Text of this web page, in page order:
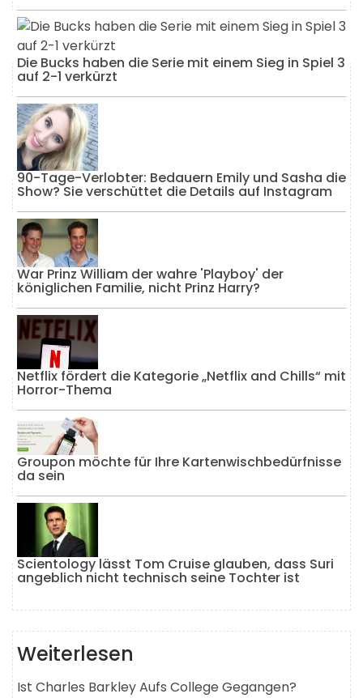
Die Bucks haben die Serie mit einem Sieg in Spiel 3
auf 2-1 verkürzt
90-Tage-Verlobter: Bedauern Emily und Sasha die
Show? Sie verschüttet die Details auf Instagram
War Prinz William der wahre 'Playboy' der
königlichen Familie, nicht Prinz Harry?
Netflix fördert die Kategorie „Netflix and Chills“ mit
Horror-Thema
Groupon möchte für Ihre Kartenwischbedürfnisse
da sein
Scientology lässt Tom Cruise glauben, dass Suri
angeblich nicht technisch seine Tochter ist
Weiterlesen
Ist Charles Barkley Aufs College Gegangen?